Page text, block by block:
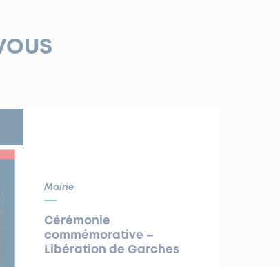
Mairie
Cérémonie
commémorative –
Libération de Garches